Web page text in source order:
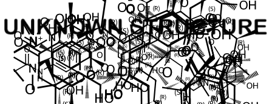
Cat. No.
ANT-AZI-12
CAS
612069-25-7
Mol. Formula
C 36H65NO13
Mol. Weight
719.9